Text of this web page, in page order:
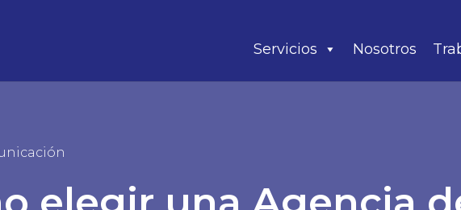
Servicios Nosotros